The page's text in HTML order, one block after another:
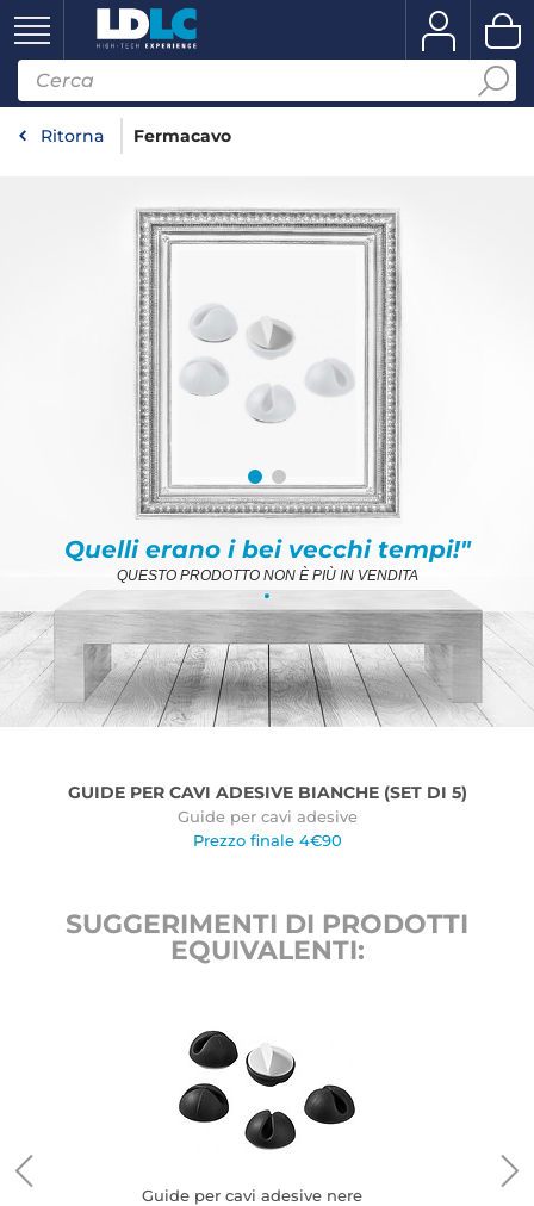
Ritorna Fermacavo
Quelli erano i bei vecchi tempi!"
QUESTO PRODOTTO NON È PIÙ IN VENDITA
.
GUIDE PER CAVI ADESIVE BIANCHE (SET DI 5)
Guide per cavi adesive
Prezzo finale 4€90
SUGGERIMENTI DI PRODOTTI
EQUIVALENTI:
Guide per cavi adesive nere